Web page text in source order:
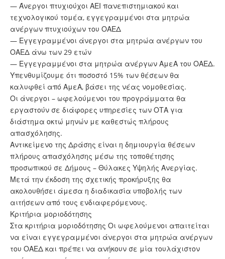
— Άνεργοι πτυχιούχοι ΑΕΙ πανεπιστημιακού και
τεχνολογικού τομέα, εγγεγραμμένοι στα μητρώα
ανέργων πτυχιούχων του ΟΑΕΔ
— Εγγεγραμμένοι άνεργοι στα μητρώα ανέργων του
ΟΑΕΔ άνω των 29 ετών
— Εγγεγραμμένοι στα μητρώα ανέργων ΑμεΑ του ΟΑΕΔ.
Υπενθυμίζουμε ότι ποσοστό 15% των θέσεων θα
καλυφθεί από ΑμεΑ, βάσει της νέας νομοθεσίας.
Οι άνεργοι – ωφελούμενοι του προγράμματα θα
εργαστούν σε διάφορες υπηρεσίες των ΟΤΑ για
διάστημα οκτώ μηνών με καθεστώς πλήρους
απασχόλησης.
Αντικείμενο της Δράσης είναι η δημιουργία θέσεων
πλήρους απασχόλησης μέσω της τοποθέτησης
προσωπικού σε Δήμους – Θύλακες Υψηλής Ανεργίας.
Μετά την έκδοση της σχετικής προκήρυξης θα
ακολουθήσει άμεσα η διαδικασία υποβολής των
αιτήσεων από τους ενδιαφερόμενους.
Κριτήρια μοριοδότησης
Στα κριτήρια μοριοδότησης Οι ωφελούμενοι απαιτείται
να είναι εγγεγραμμένοι άνεργοι στα μητρώα ανέργων
του ΟΑΕΔ και πρέπει να ανήκουν σε μία τουλάχιστον